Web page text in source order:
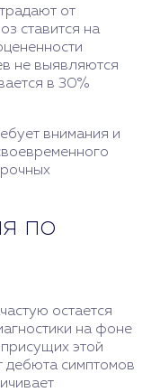
от
ставится на
не выявляются
в 30%
внимания и
по
остается
на фоне
этой
дебюта симптомов